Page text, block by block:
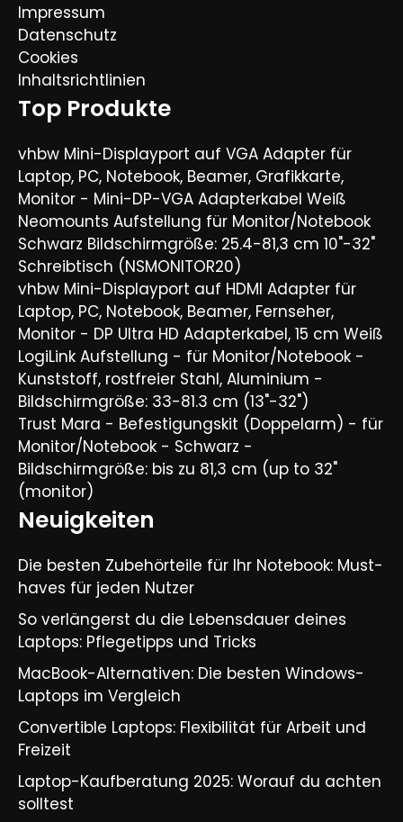
Impressum
Datenschutz
Cookies
Inhaltsrichtlinien
Top Produkte
vhbw Mini-Displayport auf VGA Adapter für
Laptop, PC, Notebook, Beamer, Grafikkarte,
Monitor - Mini-DP-VGA Adapterkabel Weiß
Neomounts Aufstellung für Monitor/Notebook
Schwarz Bildschirmgröße: 25.4-81,3 cm 10"-32"
Schreibtisch (NSMONITOR20)
vhbw Mini-Displayport auf HDMI Adapter für
Laptop, PC, Notebook, Beamer, Fernseher,
Monitor - DP Ultra HD Adapterkabel, 15 cm Weiß
LogiLink Aufstellung - für Monitor/Notebook -
Kunststoff, rostfreier Stahl, Aluminium -
Bildschirmgröße: 33-81.3 cm (13"-32")
Trust Mara - Befestigungskit (Doppelarm) - für
Monitor/Notebook - Schwarz -
Bildschirmgröße: bis zu 81,3 cm (up to 32"
(monitor)
Neuigkeiten
Die besten Zubehörteile für Ihr Notebook: Must-
haves für jeden Nutzer
So verlängerst du die Lebensdauer deines
Laptops: Pflegetipps und Tricks​
MacBook-Alternativen: Die besten Windows-
Laptops im Vergleich​
Convertible Laptops: Flexibilität für Arbeit und
Freizeit​
Laptop-Kaufberatung 2025: Worauf du achten
solltest​